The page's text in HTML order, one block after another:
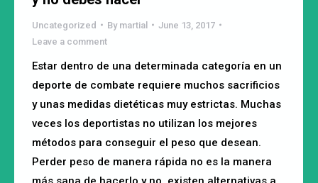
Uncategorized By martial
June 13, 2017
Leave a comment
Estar dentro de una determinada categoría en un
deporte de combate requiere muchos sacrificios
y unas medidas dietéticas muy estrictas. Muchas
veces los deportistas no utilizan los mejores
métodos para conseguir el peso que desean.
Perder peso de manera rápida no es la manera